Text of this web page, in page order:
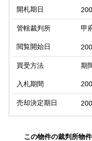
開札期日
管轄裁判所 甲
閲覧開始日
買受方法 期
入札期間
売却決定期日
この物件の裁判所物